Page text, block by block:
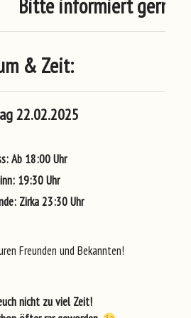
Bitte informiert gerne
& Zeit:
22.02.2025
Ab 18:00 Uhr
19:30 Uhr
Zirka 23:30 Uhr
Freunden und Bekannten!
nicht zu viel Zeit!